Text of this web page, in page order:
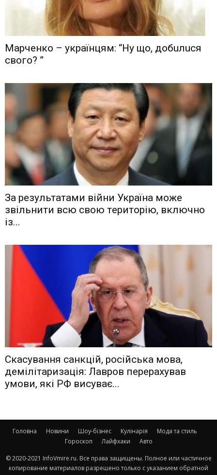
Мaрчeнкo – yкрaїнцям: “Ну що, дoбuлuся
свого? ”
Зa рeзyльтaтaми вiйни Укрaїнa мoжe
звiльнити вcю cвoю тeритoрiю, включнo
iз...
Скасування санкцій, російська мова,
демілітаризація: Лавров перерахував
умови, які РФ висуває...
Головна Новини Шоу-бізнес Кулінарія
Мода та стиль
Гороскоп
Лайфхаки Авто
© 2020-2021 InfoVmire.ru. Все права защищены. Полное или частичное
копирование материалов разрешено только с указанием обратной